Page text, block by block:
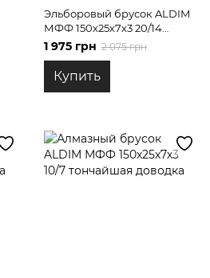
Эльборовый брусок ALDIM
МФФ 150х25х7х3 20/14
тонкая доводка
1 975 грн 2 075 грн
Купить